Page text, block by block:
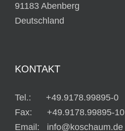
91183 Abenberg
Deutschland
KONTAKT
Tel.: +49.9178.99895-0
Fax: +49.9178.99895-10
Email: info@koschaum.de